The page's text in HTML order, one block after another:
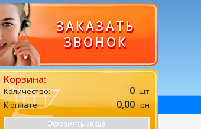
ЗАКАЗАТЬ
ЗВОНОК
Корзина:
Количество: 0 шт
К оплате:
0,00 грн
Оформить заказ